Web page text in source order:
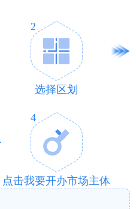
2
选择区划
4
点击我要开办市场主体